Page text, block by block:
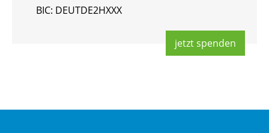
BIC: DEUT­DE2HXXX
jetzt spen­den